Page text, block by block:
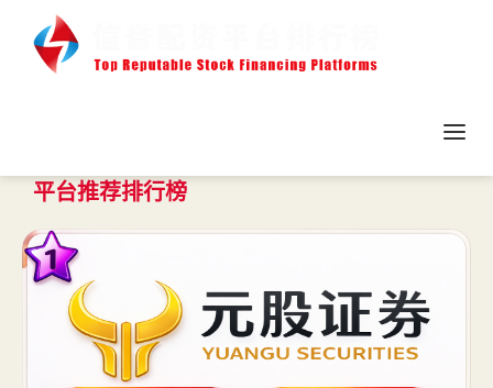
平台推荐排行榜